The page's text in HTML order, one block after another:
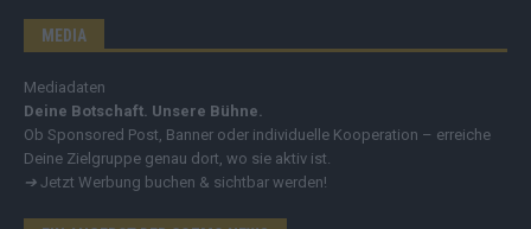
MEDIA
Mediadaten
Deine Botschaft. Unsere Bühne.
Ob Sponsored Post, Banner oder individuelle Kooperation – erreiche
Deine Zielgruppe genau dort, wo sie aktiv ist.
➔ Jetzt Werbung buchen & sichtbar werden!